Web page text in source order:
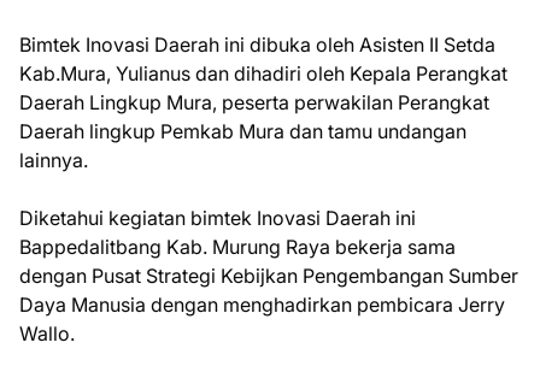
Bimtek Inovasi Daerah ini dibuka oleh Asisten II Setda
Kab.Mura, Yulianus dan dihadiri oleh Kepala Perangkat
Daerah Lingkup Mura, peserta perwakilan Perangkat
Daerah lingkup Pemkab Mura dan tamu undangan
lainnya.
Diketahui kegiatan bimtek Inovasi Daerah ini
Bappedalitbang Kab. Murung Raya bekerja sama
dengan Pusat Strategi Kebijkan Pengembangan Sumber
Daya Manusia dengan menghadirkan pembicara Jerry
Wallo.